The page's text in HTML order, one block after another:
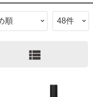
view_list